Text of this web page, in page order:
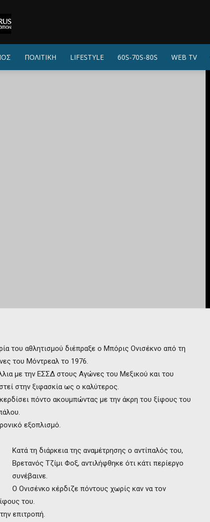
ΠΟΛΙΤΙΚΗ LIFESTYLE 60S-70S-80S WEB TV
του αθλητισμού διέπραξε ο Μπόρις Ονισέκνο από τη
του Μόντρεαλ το 1976.
με την ΕΣΣΔ στους Αγώνες του Μεξικού και του
στην ξιφασκία ως ο καλύτερος.
πόντο ακουμπώντας με την άκρη του ξίφους του
εξοπλισμό.
Κατά τη διάρκεια της αναμέτρησης ο αντίπαλός του,
Βρετανός Τζίμι Φοξ, αντιλήφθηκε ότι κάτι περίεργο
συνέβαινε.
Ο Ονισένκο κέρδιζε πόντους χωρίς καν να τον
του.
επιτροπή.